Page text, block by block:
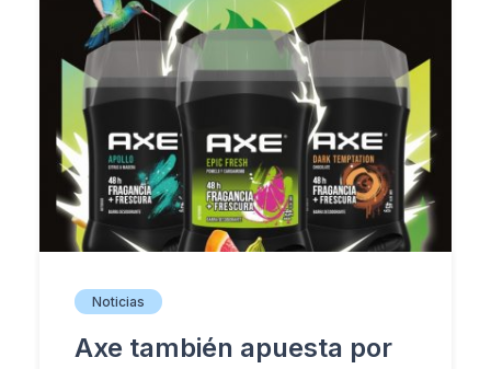
Noticias
Axe también apuesta por